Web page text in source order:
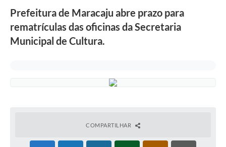
Transparência
Publicações
Serviços para a empresa
Prefeitura de Maracaju abre prazo para
rematrículas das oficinas da Secretaria
Municipal de Cultura.
COMPARTILHAR